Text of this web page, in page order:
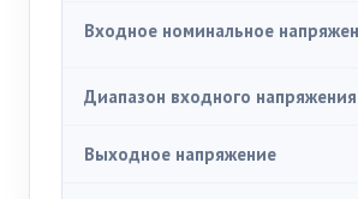
Входное номинальное
Диапазон входного напряжения
Выходное напряжение